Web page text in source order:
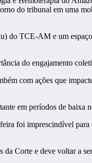
do tribunal em uma
do TCE-AM e um
do engajamento
com ações que
em períodos de baixa
foi imprescindível
Corte e deve voltar a